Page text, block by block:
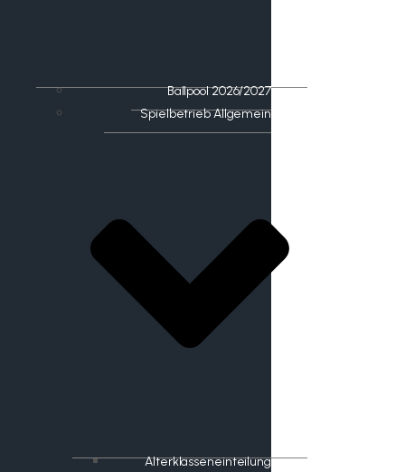
Ballpool 2026/2027
Spielbetrieb Allgemein
Alterklasseneinteilung